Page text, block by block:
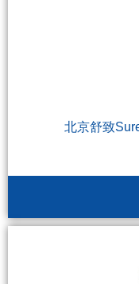
北京舒致